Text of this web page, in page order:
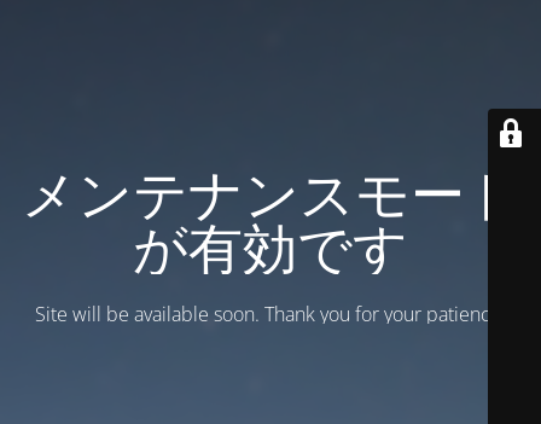
メンテナンスモード
が有効です
Site will be available soon. Thank you for your patience!